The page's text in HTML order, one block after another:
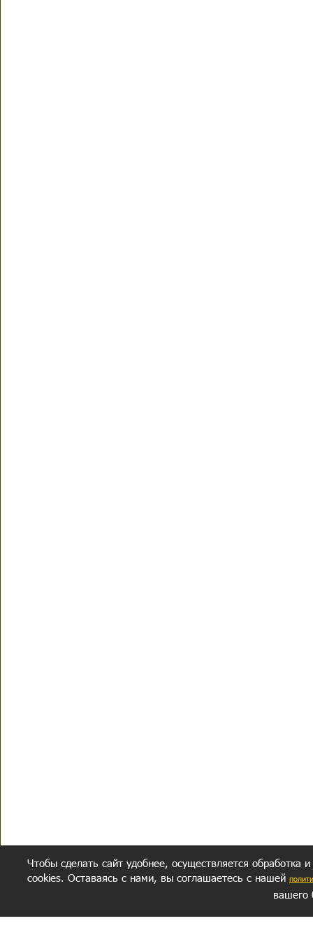
Чтобы сделать сайт удобнее, осуществляется обработка
cookies. Оставаясь с нами, вы соглашаетесь с нашей
вашего